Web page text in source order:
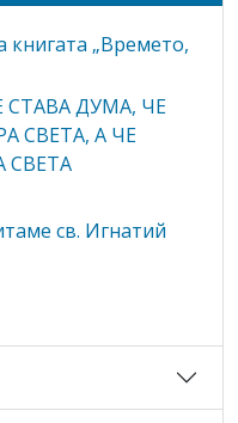
книгата „Времето,
СТАВА ДУМА, ЧЕ
СВЕТА, А ЧЕ
СВЕТА
св. Игнатий